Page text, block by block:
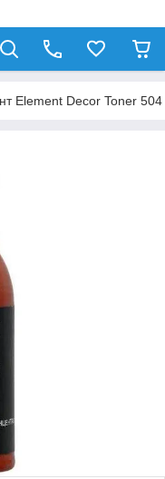
Element Decor Toner